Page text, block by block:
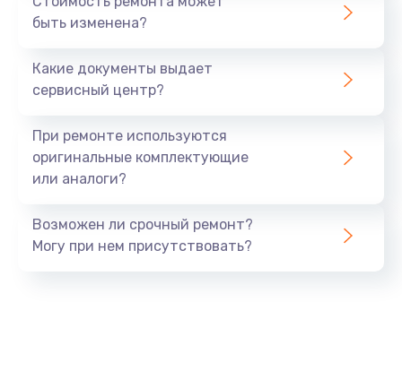
быть изменена?
Какие документы выдает
сервисный центр?
При ремонте используются
оригинальные комплектующие
или аналоги?
Возможен ли срочный ремонт?
Могу при нем присутствовать?